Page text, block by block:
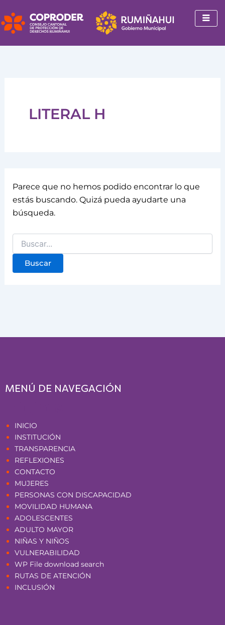
al
contenido
LITERAL H
Parece que no hemos podido encontrar lo que
estás buscando. Quizá pueda ayudarte una
búsqueda.
por:
MENÚ DE NAVEGACIÓN
INICIO
INSTITUCIÓN
TRANSPARENCIA
REFLEXIONES
CONTACTO
MUJERES
PERSONAS CON DISCAPACIDAD
MOVILIDAD HUMANA
ADOLESCENTES
ADULTO MAYOR
NIÑAS Y NIÑOS
VULNERABILIDAD
WP File download search
RUTAS DE ATENCIÓN
INCLUSIÓN